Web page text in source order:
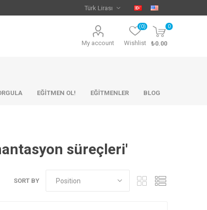
My account Wishlist
(0) 0
₺0.00
EĞİTMEN OL! EĞİTMENLER BLOG
süreçleri'
SORT BY